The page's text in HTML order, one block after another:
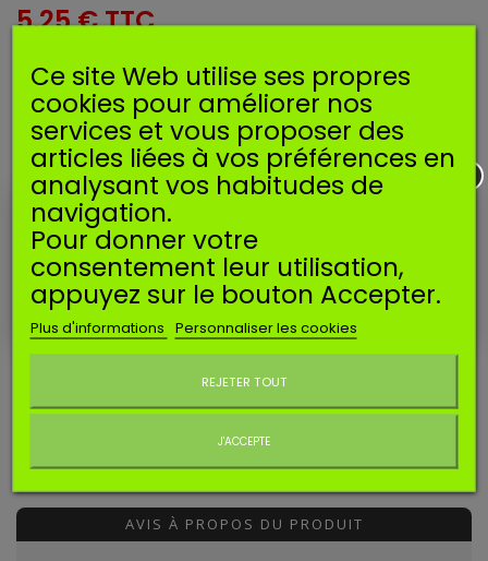
5,25 €TTC
Quantité Ajouter au panier
EN SAVOIR PLUS
Clef à bougie : 21 mm
Filetage :14 x 1,25 mm
Longueur de filetage :19 mm
Longueur totale :80,3 mm
Equivalences* :
CHAMPION:RN9YC, RN10YC.
*Données indicatives et non exhaustives.
AVIS À PROPOS DU PRODUIT
Ce site Web utilise ses propres
cookies pour améliorer nos
services et vous proposer des
articles liées à vos préférences en
analysant vos habitudes de
navigation.
Pour donner votre
consentement leur utilisation,
appuyez sur le bouton Accepter.
Plus d'informations Personnaliser les cookies
REJETER TOUT
J'ACCEPTE